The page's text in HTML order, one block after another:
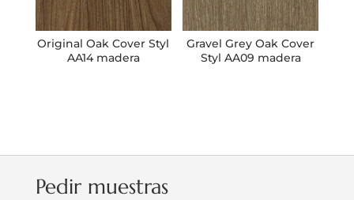
Original Oak Cover Styl
AA14 madera
Gravel Grey Oak Cover
Styl AA09 madera
Pedir muestras